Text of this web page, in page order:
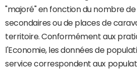
"majoré" en fonction du nombre de
secondaires ou de places de
territoire. Conformément aux
l'Economie, les données de
service correspondent aux